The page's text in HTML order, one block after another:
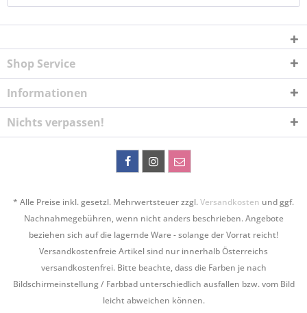
Shop Service
Informationen
Nichts verpassen!
* Alle Preise inkl. gesetzl. Mehrwertsteuer zzgl.Versandkosten und ggf.
Nachnahmegebühren, wenn nicht anders beschrieben. Angebote
beziehen sich auf die lagernde Ware - solange der Vorrat reicht!
Versandkostenfreie Artikel sind nur innerhalb Österreichs
versandkostenfrei. Bitte beachte, dass die Farben je nach
Bildschirmeinstellung / Farbbad unterschiedlich ausfallen bzw. vom Bild
leicht abweichen können.